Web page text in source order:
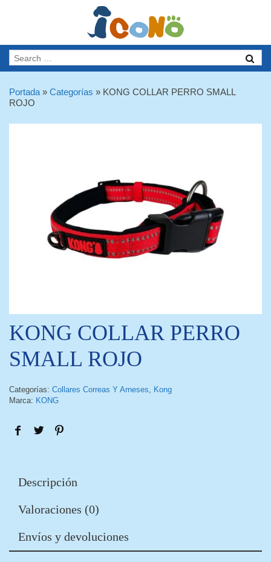
Portada » Categorías » KONG COLLAR PERRO SMALL
ROJO
KONG COLLAR PERRO
SMALL ROJO
Categorías: Collares Correas Y Arneses
Kong
Marca: KONG
Descripción
Valoraciones (0)
Envíos y devoluciones